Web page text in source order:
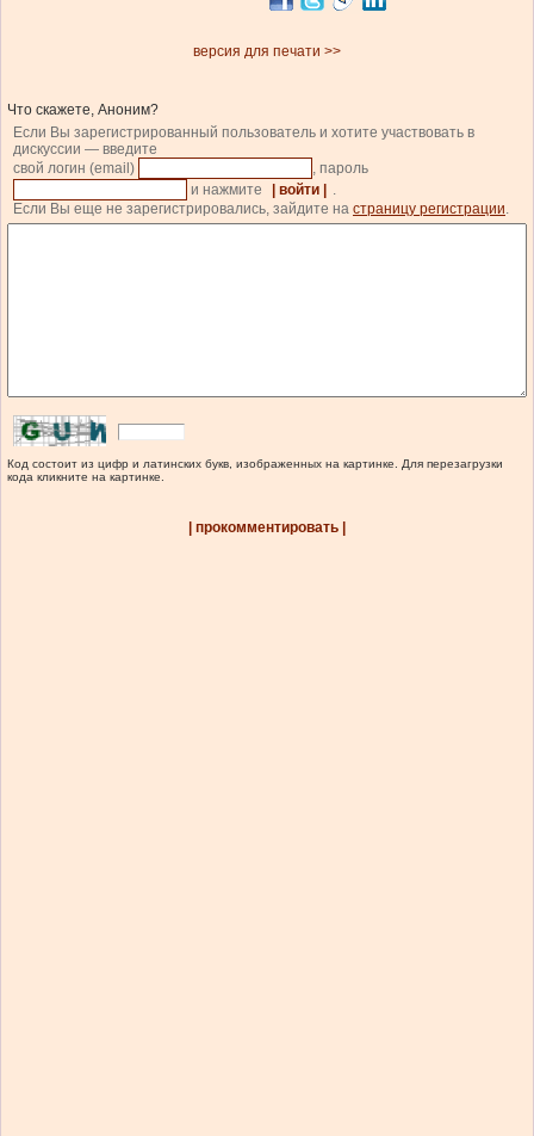
версия для печати >>
Что скажете, Аноним?
Если Вы зарегистрированный пользователь и хотите участвовать в
дискуссии — введите
свой логин (email)
, пароль
и нажмите
| войти |
.
Если Вы еще не зарегистрировались, зайдите на страницу регистрации.
Код состоит из цифр и латинских букв, изображенных на картинке. Для перезагрузки
кода кликните на картинке.
| прокомментировать |